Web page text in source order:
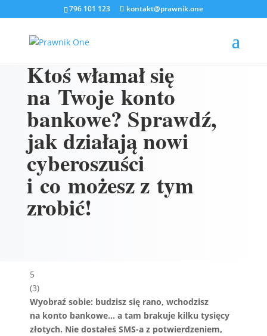
796 101 123 kontakt@prawnik.one
Ktoś włamał się
na Twoje konto
bankowe? Sprawdź,
jak działają nowi
cyberoszuści
i co możesz z tym
zrobić!
5
(3)
Wyobraź sobie: budzisz się rano, wchodzisz
na konto bankowe… a tam brakuje kilku tysięcy
złotych. Nie dostałeś SMS-a z potwierdzeniem,